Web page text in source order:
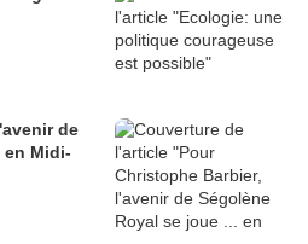
de
en Midi-